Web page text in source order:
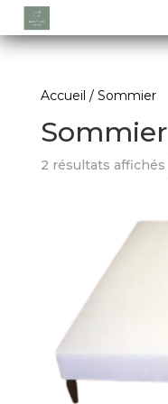
Accueil / Sommier
Sommier
2 résultats affichés